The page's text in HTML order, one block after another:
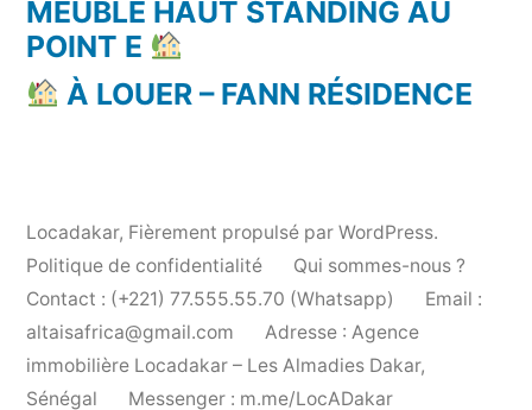
MEUBLÉ HAUT STANDING AU
POINT E
À LOUER – FANN RÉSIDENCE
Locadakar, Fièrement propulsé par WordPress.
Politique de confidentialité
Qui sommes-nous ?
Contact : (+221) 77.555.55.70 (Whatsapp)
Email :
altaisafrica@gmail.com
Adresse : Agence
immobilière Locadakar – Les Almadies Dakar,
Sénégal
Messenger : m.me/LocADakar